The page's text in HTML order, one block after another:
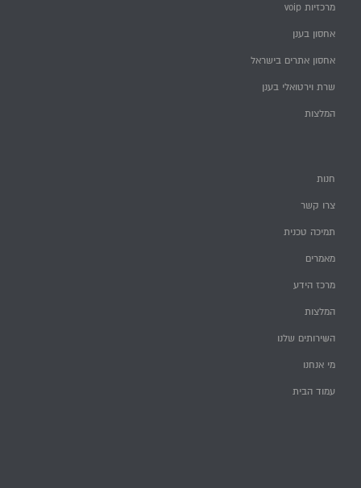
מרכזיות voip
אחסון בענן
אחסון אתרים בישראל
שרת וירטואלי בענן
המלצות
חנות
צרו קשר
תמיכה טכנית
מאמרים
מרכז הידע
המלצות
השירותים שלנו
מי אנחנו
עמוד הבית